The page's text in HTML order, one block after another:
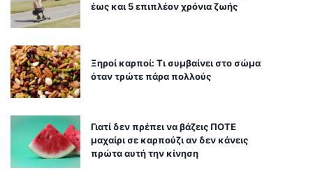
έως και 5 επιπλέον χρόνια ζωής
Ξηροί καρποί: Τι συμβαίνει στο σώμα
όταν τρώτε πάρα πολλούς
Γιατί δεν πρέπει να βάζεις ΠΟΤΕ
μαχαίρι σε καρπούζι αν δεν κάνεις
πρώτα αυτή την κίνηση